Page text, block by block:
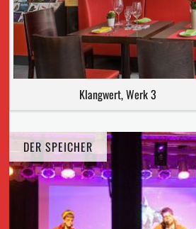
Klangwert, Werk 3
DER SPEICHER